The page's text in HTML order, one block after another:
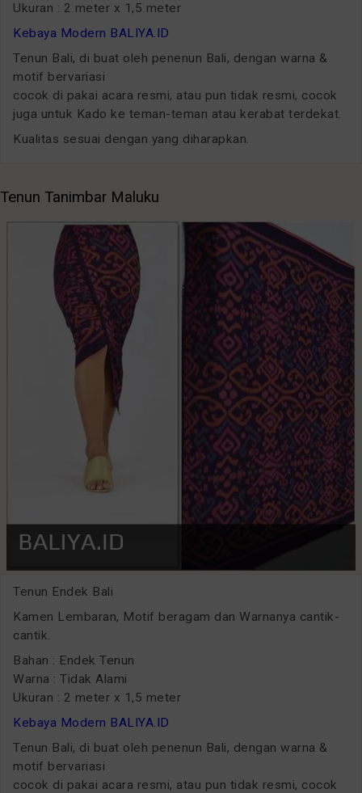
Ukuran : 2 meter x 1,5 meter
Kebaya Modern BALIYA.ID
Tenun Bali, di buat oleh penenun Bali, dengan warna &
motif bervariasi
cocok di pakai acara resmi, atau pun tidak resmi, cocok
juga untuk Kado ke teman-teman atau kerabat terdekat.
Kualitas sesuai dengan yang diharapkan.
Tenun Tanimbar Maluku
Tenun Endek Bali
Kamen Lembaran, Motif beragam dan Warnanya cantik-
cantik.
Bahan : Endek Tenun
Warna : Tidak Alami
Ukuran : 2 meter x 1,5 meter
Kebaya Modern BALIYA.ID
Tenun Bali, di buat oleh penenun Bali, dengan warna &
motif bervariasi
cocok di pakai acara resmi, atau pun tidak resmi, cocok